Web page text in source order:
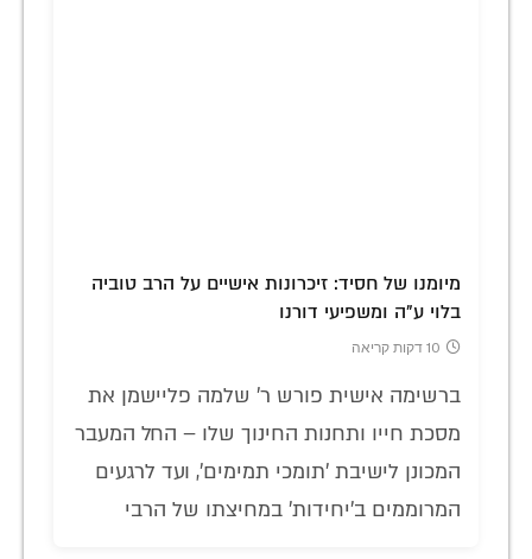
מיומנו של חסיד: זיכרונות אישיים על הרב טוביה
בלוי ע"ה ומשפיעי דורנו
10 דקות קריאה
ברשימה אישית פורש ר' שלמה פליישמן את
מסכת חייו ותחנות החינוך שלו – החל המעבר
המכונן לישיבת 'תומכי תמימים', ועד לרגעים
המרוממים ב'יחידות' במחיצתו של הרבי